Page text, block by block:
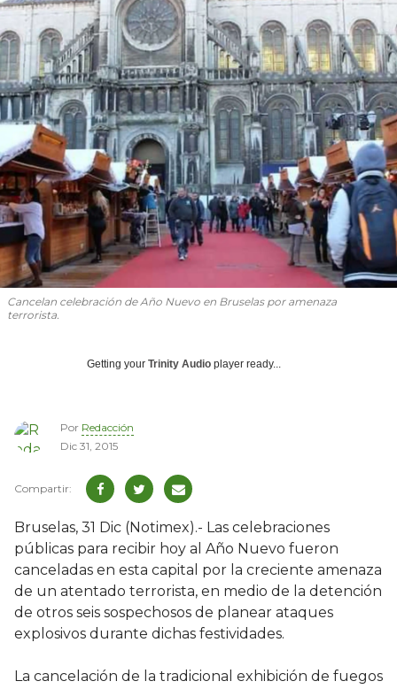
Cancelan celebración de Año Nuevo en Bruselas por amenaza
terrorista.
Getting your Trinity Audio player ready...
Por Redacción
Dic 31, 2015
Bruselas, 31 Dic (Notimex).- Las celebraciones
públicas para recibir hoy al Año Nuevo fueron
canceladas en esta capital por la creciente amenaza
de un atentado terrorista, en medio de la detención
de otros seis sospechosos de planear ataques
explosivos durante dichas festividades.
La cancelación de la tradicional exhibición de fuegos